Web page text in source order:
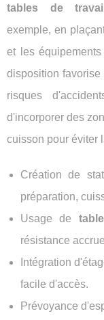
tables de travail
exemple, en
et les
disposition
risques
d'incorporer des
cuisson pour éviter
Création de
préparation,
Usage de
résistance
Intégration
facile d'accès.
Prévoyance